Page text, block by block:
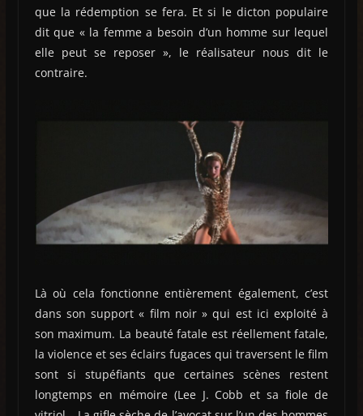
que la rédemption se fera. Et si le dicton populaire
dit que « la femme a besoin d’un homme sur lequel
elle peut se reposer », le réalisateur nous dit le
contraire.
Là où cela fonctionne entièrement également, c’est
dans son support « film noir » qui est ici exploité à
son maximum. La beauté fatale est réellement fatale,
la violence et ses éclairs fugaces qui traversent le film
sont si stupéfiants que certaines scènes restent
longtemps en mémoire (Lee J. Cobb et sa fiole de